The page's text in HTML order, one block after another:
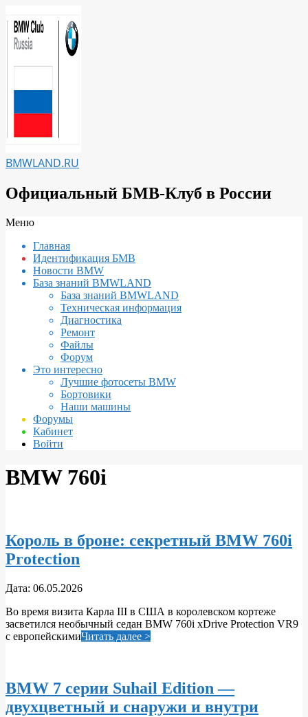
к
содержимому
BMWLAND.RU
Официальный БМВ-Клуб в России
Вторичное
навигации
Меню
Главная
Идентификация БМВ
Новости BMW
База знаний BMWLAND
База знаний BMWLAND
Техническая информация
Диагностика
Ремонт
Файлы
Форум
Это интересно
Лучшие фотосеты BMW
Бортовики
Наши машины
Форумы
Кабинет
Войти
BMW 760i
Король в броне: секретный BMW 760i
Protection
2026-
06
Дата: 06.05.2026
Во время визита Карла III в США в королевском кортежe
засветился необычный седан BMW 760i xDrive Protection VR9
с европейскимиЧитать далее >
BMW 7 серии Suhail Edition —
двухцветный и снаружи и внутри